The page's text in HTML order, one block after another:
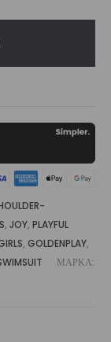
, JOY, PLAYFUL
, GOLDENPLAY,
ΜΆΡΚΑ: